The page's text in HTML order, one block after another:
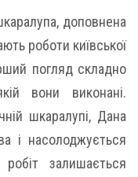
доповнена
роботи київської
погляд складно
вони виконані.
шкаралупі, Дана
і насолоджується
залишається